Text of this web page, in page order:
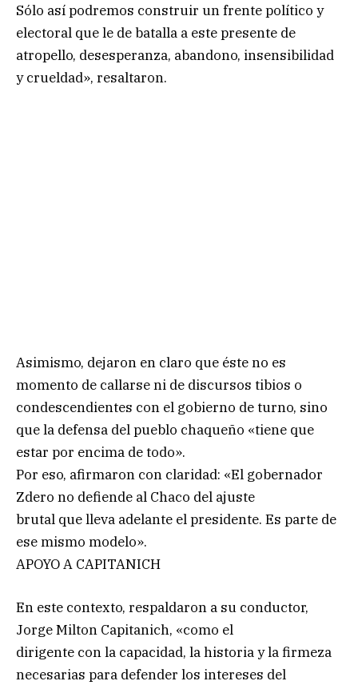
Sólo así podremos construir un frente político y
electoral que le de batalla a este presente de
atropello, desesperanza, abandono, insensibilidad
y crueldad», resaltaron.
Asimismo, dejaron en claro que éste no es
momento de callarse ni de discursos tibios o
condescendientes con el gobierno de turno, sino
que la defensa del pueblo chaqueño «tiene que
estar por encima de todo».
Por eso, afirmaron con claridad: «El gobernador
Zdero no defiende al Chaco del ajuste
brutal que lleva adelante el presidente. Es parte de
ese mismo modelo».
APOYO A CAPITANICH
En este contexto, respaldaron a su conductor,
Jorge Milton Capitanich, «como el
dirigente con la capacidad, la historia y la firmeza
necesarias para defender los intereses del